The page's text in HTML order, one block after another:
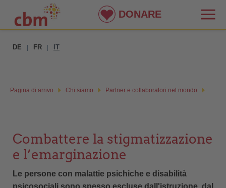
DE FR IT
Pagina di arrivo Chi siamo Partner e collaboratori nel mondo
Combattere la stigmatizzazione
e l’emarginazione
Le persone con malattie psichiche e disabilità
psicosociali sono spesso escluse dall'istruzione, dal
DONARE